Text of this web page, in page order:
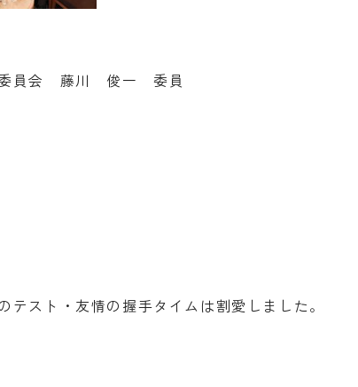
委員会 藤川 俊一 委員
スト・友情の握手タイムは割愛しました。